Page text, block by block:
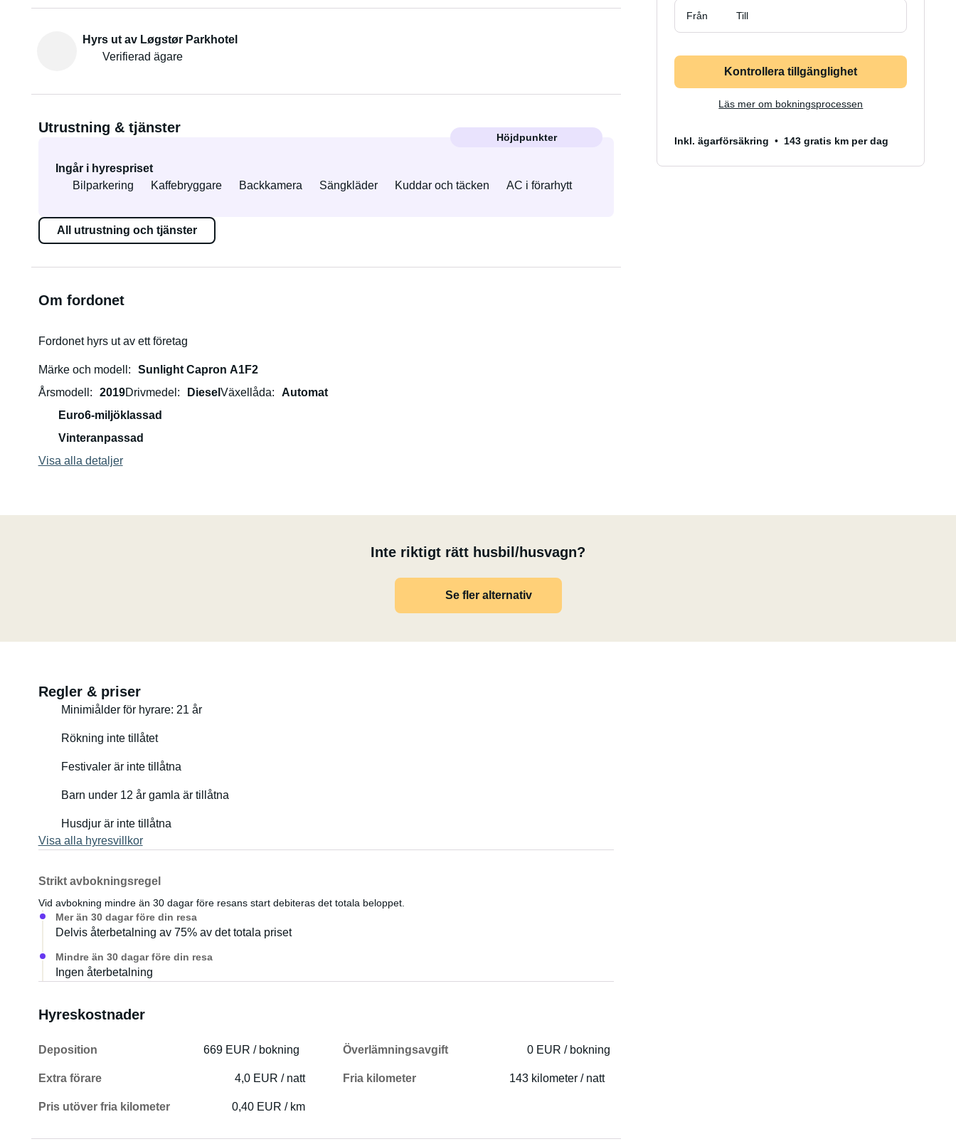
Hyrs ut av Løgstør Parkhotel
Verifierad ägare
Utrustning & tjänster
Höjdpunkter
Ingår i hyrespriset
Bilparkering
Kaffebryggare Backkamera Sängkläder Kuddar och täcken AC i förarhytt
All utrustning och tjänster
Om fordonet
Fordonet hyrs ut av ett företag
Märke och modell
Sunlight Capron A1F2
Årsmodell
2019Drivmedel Diesel Växellåda
Automat
Euro6-miljöklassad
Vinteranpassad
Visa alla detaljer
Inte riktigt rätt husbil/husvagn?
Se fler alternativ
Regler & priser
Minimiålder för hyrare: 21 år
Rökning inte tillåtet
Festivaler är inte tillåtna
Barn under 12 år gamla är tillåtna
Husdjur är inte tillåtna
Visa alla hyresvillkor
Strikt avbokningsregel
Vid avbokning mindre än 30 dagar före resans start debiteras det totala beloppet.
Mer än 30 dagar före din resa
Delvis återbetalning av 75% av det totala priset
Mindre än 30 dagar före din resa
Ingen återbetalning
Hyreskostnader
Deposition 669 EUR / bokning Överlämningsavgift 0 EUR / bokning
Extra förare 4,0 EUR / natt Fria kilometer 143 kilometer / natt
Pris utöver fria kilometer 0,40 EUR / km
Från Till
Kontrollera tillgänglighet
Läs mer om bokningsprocessen
Inkl. ägarförsäkring 143 gratis km per dag